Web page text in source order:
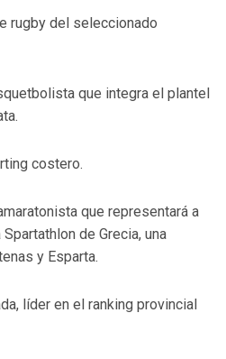
rugby del seleccionado
que integra el plantel
costero.
que representará a
de Grecia, una
y Esparta.
líder en el ranking provincial